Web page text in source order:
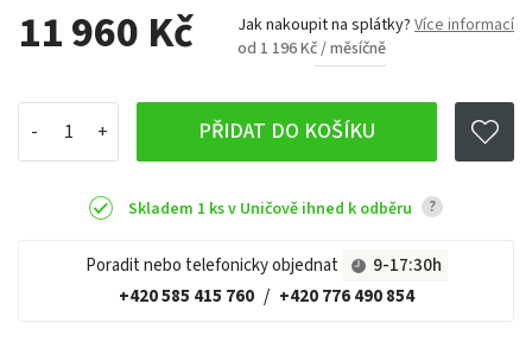
11 960 Kč Jak nakoupit na splátky? Více informací
od 1 196 Kč / měsíčně
PŘIDAT DO KOŠÍKU
Skladem 1 ks v Uničově ihned k odběru ?
Poradit nebo telefonicky objednat
9-17:30h
+420 585 415 760 / +420 776 490 854